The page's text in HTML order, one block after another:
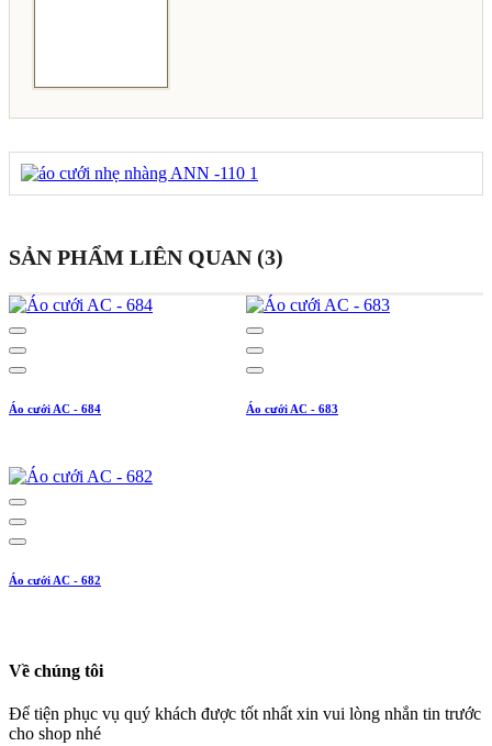
SẢN PHẨM LIÊN QUAN (3)
Áo cưới AC - 684 Áo cưới AC - 683
Áo cưới AC - 682
Về chúng tôi
Để tiện phục vụ quý khách được tốt nhất xin vui lòng nhắn tin trước
cho shop nhé